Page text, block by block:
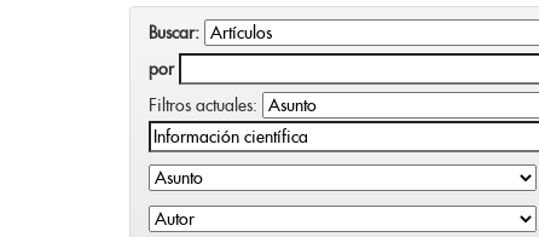
Buscar:
por
Filtros actuales: